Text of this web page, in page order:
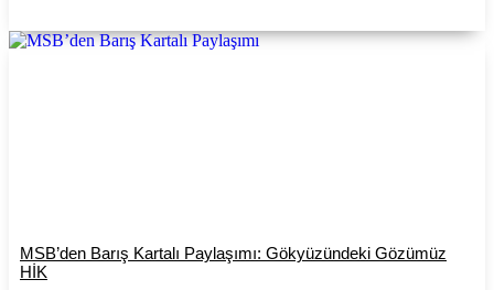
MSB’den Barış Kartalı Paylaşımı: Gökyüzündeki Gözümüz
HİK